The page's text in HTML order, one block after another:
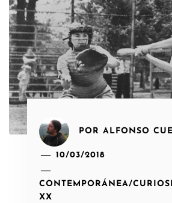
POR ALFONSO
10/03/2018
CONTEMPORÁNEA/
XX